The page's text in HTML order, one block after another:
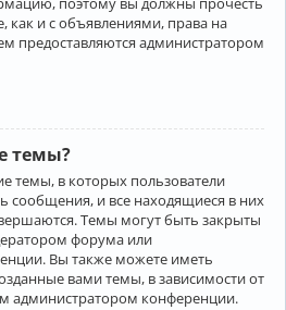
как и с объявлениями, права на
предоставляются администратором
темы?
темы, в которых пользователи
сообщения, и все находящиеся в них
Темы могут быть закрыты
форума или
Вы также можете иметь
вами темы, в зависимости от
администратором конференции.